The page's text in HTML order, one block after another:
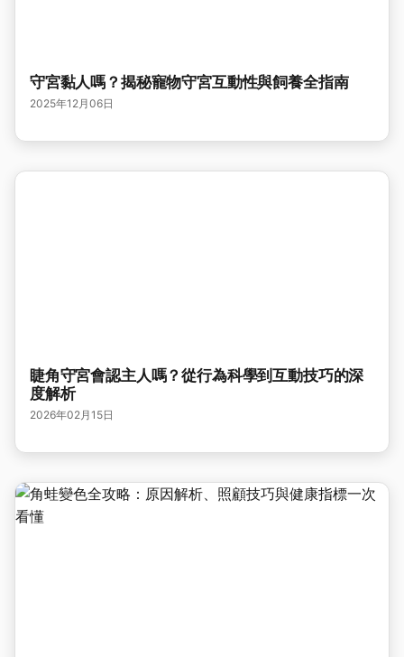
守宮黏人嗎？揭秘寵物守宮互動性與飼養全指南
2025年12月06日
睫角守宮會認主人嗎？從行為科學到互動技巧的深
度解析
2026年02月15日